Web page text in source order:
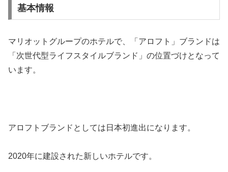
基本情報
マリオットグループのホテルで、「アロフト」ブランドは
「次世代型ライフスタイルブランド」の位置づけとなって
います。
アロフトブランドとしては日本初進出になります。
2020年に建設された新しいホテルです。